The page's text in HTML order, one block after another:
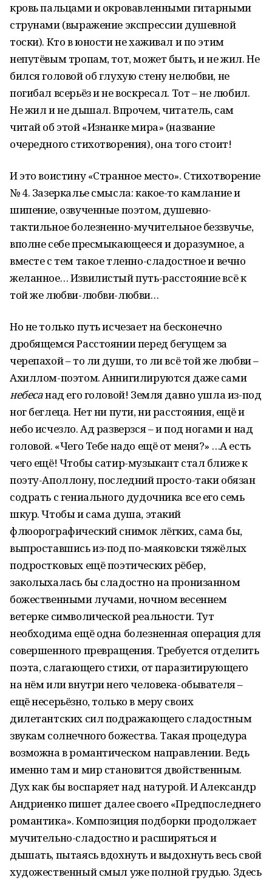
кровь пальцами и окровавленными гитарными
струнами (выражение экспрессии душевной
тоски). Кто в юности не хаживал и по этим
непутёвым тропам, тот, может быть, и не жил. Не
бился головой об глухую стену нелюбви, не
погибал всерьёз и не воскресал. Тот – не любил.
Не жил и не дышал. Впрочем, читатель, сам
читай об этой «Изнанке мира» (название
очередного стихотворения), она того стоит!
И это воистину «Странное место». Стихотворение
№ 4. Зазеркалье смысла: какое-то камлание и
шипение, озвученные поэтом, душевно-
тактильное болезненно-мучительное беззвучье,
вполне себе пресмыкающееся и доразумное, а
вместе с тем такое тленно-сладостное и вечно
желанное… Извилистый путь-расстояние всё к
той же любви-любви-любви…
Но не только путь исчезает на бесконечно
дробящемся Расстоянии перед бегущем за
черепахой – то ли души, то ли всё той же любви –
Ахиллом-поэтом. Аннигилируются даже сами
небесанад его головой! Земля давно ушла из-под
ног беглеца. Нет ни пути, ни расстояния, ещё и
небо исчезло. Ад разверзся – и под ногами и над
головой. «Чего Тебе надо ещё от меня?» …А есть
чего ещё! Чтобы сатир-музыкант стал ближе к
поэту-Аполлону, последний просто-таки обязан
содрать с гениального дудочника все его семь
шкур. Чтобы и сама душа, этакий
флюорографический снимок лёгких, сама бы,
выпроставшись из-под по-маяковски тяжёлых
подростковых ещё поэтических рёбер,
заколыхалась бы сладостно на пронизанном
божественными лучами, ночном весеннем
ветерке символической реальности. Тут
необходима ещё одна болезненная операция для
совершенного превращения. Требуется отделить
поэта, слагающего стихи, от паразитирующего
на нём или внутри него человека-обывателя –
ещё несерьёзно, только в меру своих
дилетантских сил подражающего сладостным
звукам солнечного божества. Такая процедура
возможна в романтическом направлении. Ведь
именно там и мир становится двойственным.
Дух как бы воспаряет над натурой. И Александр
Андриенко пишет далее своего «Предпоследнего
романтика». Композиция подборки продолжает
мучительно-сладостно и расширяться и
дышать, пытаясь вдохнуть и выдохнуть весь свой
художественный смыл уже полной грудью. Здесь